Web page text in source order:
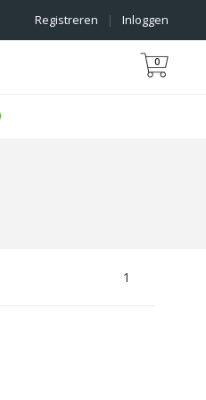
Inloggen
|
Registreren
0
1